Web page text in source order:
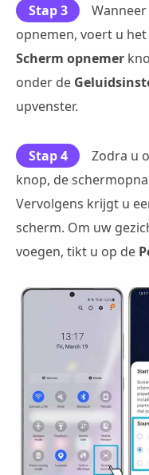
Stap 3
opnemen, voert u het
Scherm opnemer
onder de
upvenster.
Stap 4 Zodra u
knop, de
Vervolgens krijgt u
scherm. Om uw
voegen, tikt u op de